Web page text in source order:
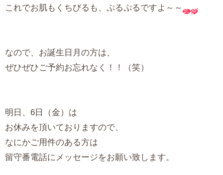
これでお肌もくちびるも、ぷるぷるですよ～～
なので、お誕生日月の方は、
ぜひぜひご予約お忘れなく！！（笑）
明日、6日（金）は
お休みを頂いておりますので、
なにかご用件のある方は
留守番電話にメッセージをお願い致します。